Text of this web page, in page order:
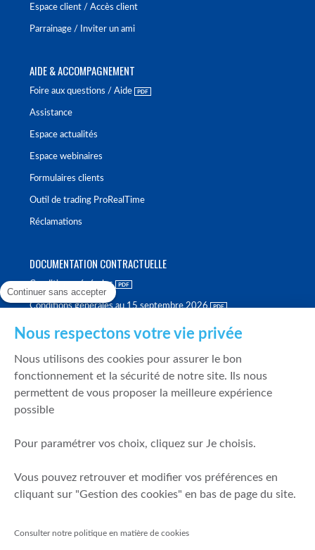
Espace client / Accès client
Parrainage / Inviter un ami
AIDE & ACCOMPAGNEMENT
Foire aux questions / Aide
Assistance
Espace actualités
Espace webinaires
Formulaires clients
Outil de trading ProRealTime
Réclamations
DOCUMENTATION CONTRACTUELLE
Conditions générales
Conditions générales au 15 septembre 2026
Politique de meilleure sélection
Politique de durabilité
Fonds de garantie des dépôts et de résolution
Mentions légales
Prévention de la fraude
Continuer sans accepter
Nous respectons votre vie privée
Nous utilisons des cookies pour assurer le bon
fonctionnement et la sécurité de notre site. Ils nous
permettent de vous proposer la meilleure expérience
possible
Pour paramétrer vos choix, cliquez sur Je choisis.
Vous pouvez retrouver et modifier vos préférences en
cliquant sur "Gestion des cookies" en bas de page du site.
Consulter notre politique en matière de cookies